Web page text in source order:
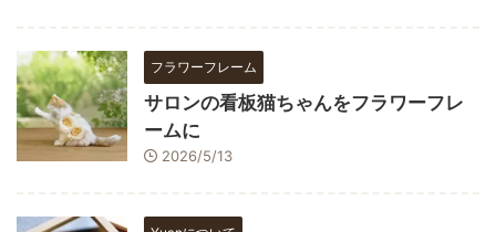
フラワーフレーム
サロンの看板猫ちゃんをフラワーフレ
ームに
2026/5/13